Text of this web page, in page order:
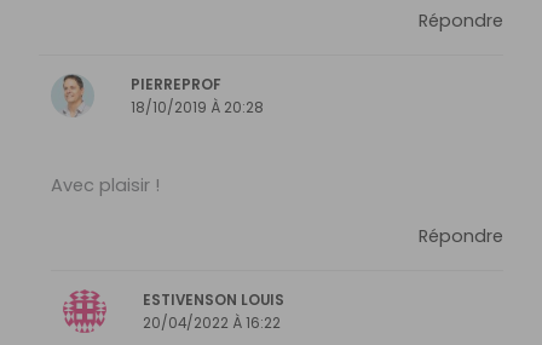
Répondre
PIERREPROF
18/10/2019 À 20:28
Avec plaisir !
Répondre
ESTIVENSON LOUIS
20/04/2022 À 16:22